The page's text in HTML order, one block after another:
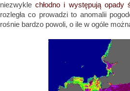
niezwyklechłodno i występują opady
rozległa co prowadzi to anomalii
rośnie bardzo powoli, o ile w ogóle